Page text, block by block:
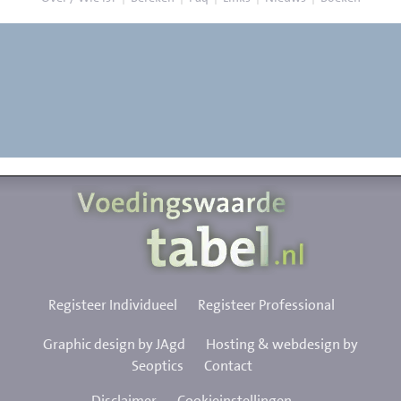
Registeer Individueel Registeer Professional
Graphic design by JAgd
Hosting & webdesign by
Seoptics
Contact